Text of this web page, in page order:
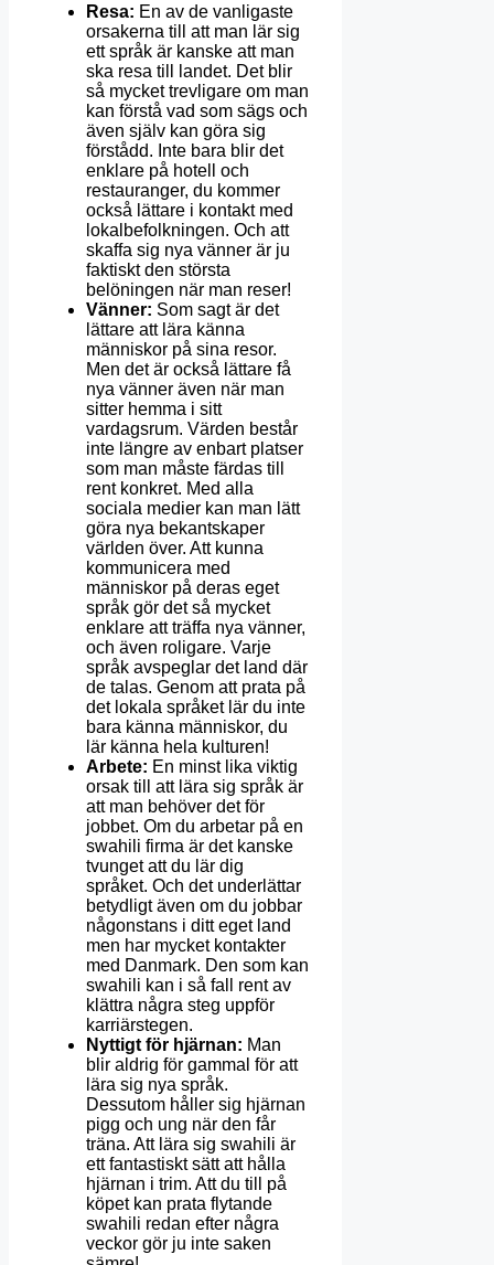
Resa: En av de vanligaste
orsakerna till att man lär sig
ett språk är kanske att man
ska resa till landet. Det blir
så mycket trevligare om man
kan förstå vad som sägs och
även själv kan göra sig
förstådd. Inte bara blir det
enklare på hotell och
restauranger, du kommer
också lättare i kontakt med
lokalbefolkningen. Och att
skaffa sig nya vänner är ju
faktiskt den största
belöningen när man reser!
Vänner: Som sagt är det
lättare att lära känna
människor på sina resor.
Men det är också lättare få
nya vänner även när man
sitter hemma i sitt
vardagsrum. Värden består
inte längre av enbart platser
som man måste färdas till
rent konkret. Med alla
sociala medier kan man lätt
göra nya bekantskaper
världen över. Att kunna
kommunicera med
människor på deras eget
språk gör det så mycket
enklare att träffa nya vänner,
och även roligare. Varje
språk avspeglar det land där
de talas. Genom att prata på
det lokala språket lär du inte
bara känna människor, du
lär känna hela kulturen!
Arbete: En minst lika viktig
orsak till att lära sig språk är
att man behöver det för
jobbet. Om du arbetar på en
swahili firma är det kanske
tvunget att du lär dig
språket. Och det underlättar
betydligt även om du jobbar
någonstans i ditt eget land
men har mycket kontakter
med Danmark. Den som kan
swahili kan i så fall rent av
klättra några steg uppför
karriärstegen.
Nyttigt för hjärnan: Man
blir aldrig för gammal för att
lära sig nya språk.
Dessutom håller sig hjärnan
pigg och ung när den får
träna. Att lära sig swahili är
ett fantastiskt sätt att hålla
hjärnan i trim. Att du till på
köpet kan prata flytande
swahili redan efter några
veckor gör ju inte saken